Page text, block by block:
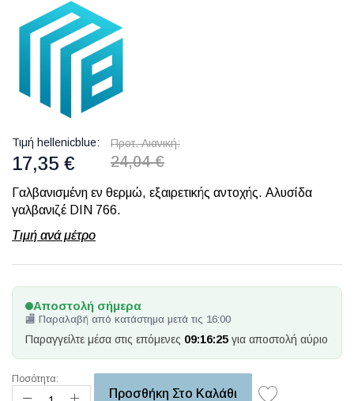
Τιμή hellenicblue
17,35 €
Προτ. Λιανική
24,04 €
Γαλβανισμένη εν θερμώ, εξαιρετικής αντοχής. Αλυσίδα
γαλβανιζέ DIN 766.
Τιμή ανά μέτρο
Αποστολή σήμερα
🏬 Παραλαβή από κατάστημα μετά τις 16:00
Παραγγείλτε μέσα στις επόμενες 09:16:24 για αποστολή αύριο
Ποσότητα:
Προσθήκη Στο Καλάθι